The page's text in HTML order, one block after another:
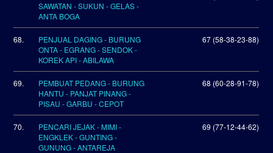
SAWATAN - SUKUN - GELAS -
ANTA BOGA
68.
PENJUAL DAGING - BURUNG
ONTA - EGRANG - SENDOK -
KOREK API - ABILAWA
67 (58-38-23-88)
69.
PEMBUAT PEDANG - BURUNG
HANTU - PANJAT PINANG -
PISAU - GARBU - CEPOT
68 (60-28-91-78)
70.
PENCARI JEJAK - MIMI -
ENGKLEK - GUNTING -
GUNUNG - ANTAREJA
69 (77-12-44-62)